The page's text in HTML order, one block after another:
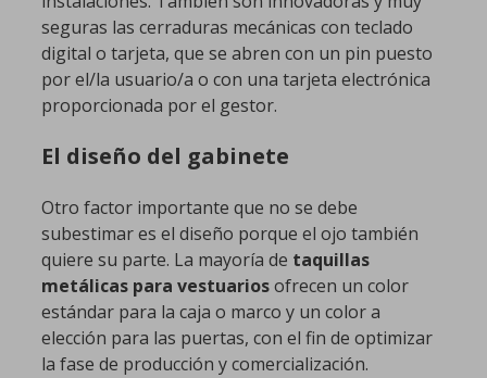
seguras las cerraduras mecánicas con teclado
digital o tarjeta, que se abren con un pin puesto
por el/la usuario/a o con una tarjeta electrónica
proporcionada por el gestor.
El diseño del gabinete
Otro factor importante que no se debe
subestimar es el diseño porque el ojo también
quiere su parte. La mayoría de taquillas
metálicas para vestuariosofrecen un color
estándar para la caja o marco y un color a
elección para las puertas, con el fin de optimizar
la fase de producción y comercialización.